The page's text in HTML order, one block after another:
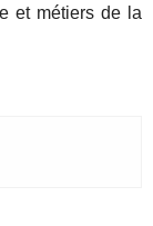
et métiers de la